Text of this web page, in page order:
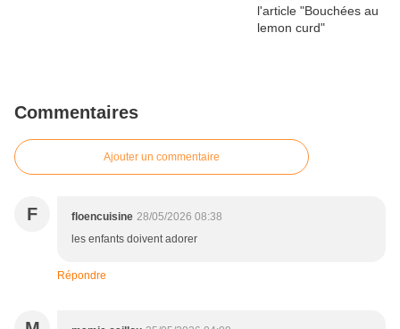
Commentaires
Ajouter un commentaire
F floencuisine 28/05/2026 08:38
les enfants doivent adorer
Répondre